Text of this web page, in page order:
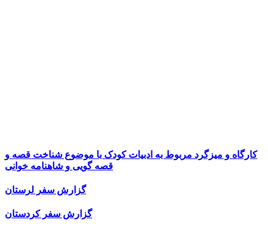
کارگاه و میزگرد مربوط به ادبیات کودک با موضوع شناخت قصه و
قصه گویی و شاهنامه خوانی
گزارش سفر لرستان
گزارش سفر کردستان